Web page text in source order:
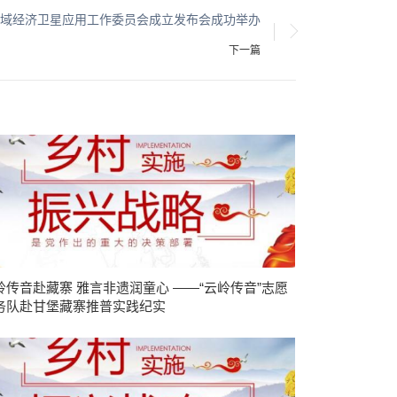
经济卫星应用工作委员会成立发布会成功举办
下一篇
传音赴藏寨 雅言非遗润童心 ——“云岭传音”志愿
队赴甘堡藏寨推普实践纪实